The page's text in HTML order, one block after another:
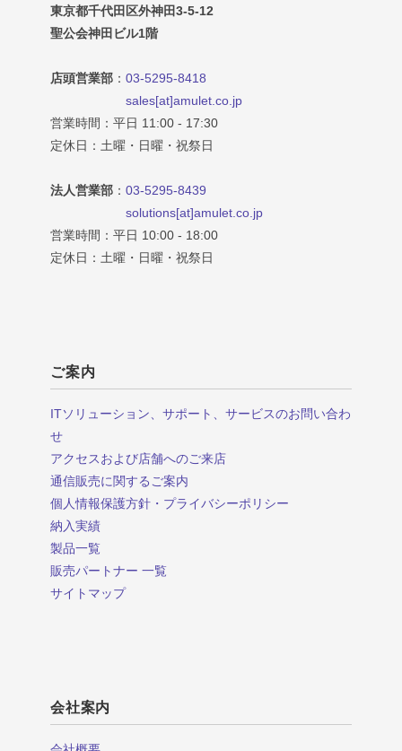
東京都千代田区外神田3-5-12
聖公会神田ビル1階
店頭営業部 ： 03-5295-8418
sales[at]amulet.co.jp
営業時間：平日 11:00 - 17:30
定休日：土曜・日曜・祝祭日
法人営業部 ： 03-5295-8439
solutions[at]amulet.co.jp
営業時間：平日 10:00 - 18:00
定休日：土曜・日曜・祝祭日
ご案内
ITソリューション、サポート、サービスのお問い合わ
せ
アクセスおよび店舗へのご来店
通信販売に関するご案内
個人情報保護方針・プライバシーポリシー
納入実績
製品一覧
販売パートナー 一覧
サイトマップ
会社案内